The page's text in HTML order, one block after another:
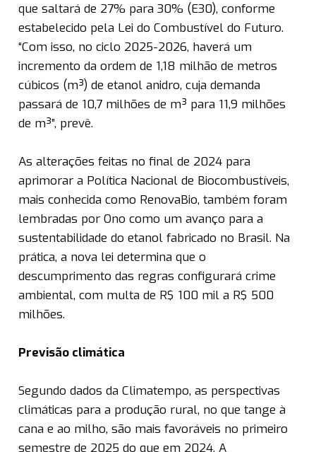
que saltará de 27% para 30% (E30), conforme
estabelecido pela Lei do Combustível do Futuro.
“Com isso, no ciclo 2025-2026, haverá um
incremento da ordem de 1,18 milhão de metros
cúbicos (m³) de etanol anidro, cuja demanda
passará de 10,7 milhões de m³ para 11,9 milhões
de m³”, prevê.
As alterações feitas no final de 2024 para
aprimorar a Política Nacional de Biocombustíveis,
mais conhecida como RenovaBio, também foram
lembradas por Ono como um avanço para a
sustentabilidade do etanol fabricado no Brasil. Na
prática, a nova lei determina que o
descumprimento das regras configurará crime
ambiental, com multa de R$ 100 mil a R$ 500
milhões.
Previsão climática
Segundo dados da Climatempo, as perspectivas
climáticas para a produção rural, no que tange à
cana e ao milho, são mais favoráveis no primeiro
semestre de 2025 do que em 2024. A